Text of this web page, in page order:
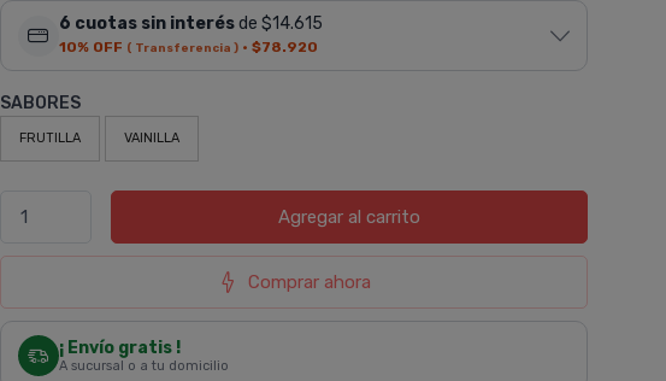
6 cuotas sin interésde $14.615
10% OFF ( Transferencia )· $78.920
SABORES
FRUTILLA VAINILLA
Agregaral carrito
Comprar ahora
¡ Envío gratis !
A sucursal o a tu domicilio